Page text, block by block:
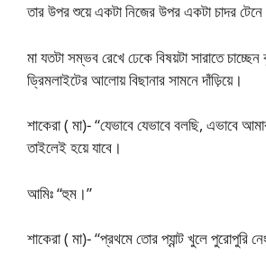
তার উপর শুয়ে একটা নিজের উপর একটা চাদর
মা যতটা সম্ভব রেখে ঢেকে বিষয়টা সারাতে
ড্রিমলাইটের আলোয় বিছানার সামনে দাঁড়িয়ে।
শাকেরা ( মা)- “যেভাবে যেভাবে বলছি, এভাবে
তাইলেই হয়ে যাবে।
আমিঃ “হুম।”
শাকেরা ( মা)- “প্রথমে তোর প্যান্ট খুলে পুরোপুরি